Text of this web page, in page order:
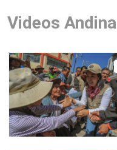
Videos Andina